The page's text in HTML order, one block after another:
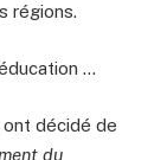
régions.
…
ont décidé de
du